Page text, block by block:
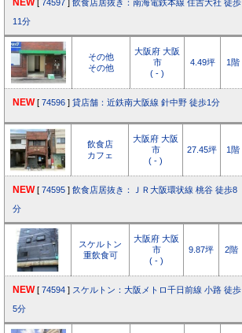
NEW [ 74597 ] 飲食店居抜き：南海電鉄本線 住吉大社 徒歩
11分
その他
その他
大阪府 大阪
市
( - )
4.49坪 1階
NEW [ 74596 ] 貸店舗：近鉄南大阪線 針中野 徒歩1分
飲食店
カフェ
大阪府 大阪
市
( - )
27.45坪 1階
NEW [ 74595 ] 飲食店居抜き：ＪＲ大阪環状線 桃谷 徒歩8
分
スケルトン
重飲食可
大阪府 大阪
市
( - )
9.87坪 2階
NEW [ 74594 ] スケルトン：大阪メトロ千日前線 小路 徒歩
5分